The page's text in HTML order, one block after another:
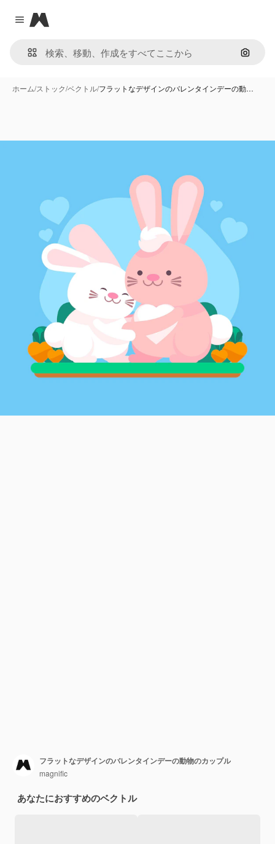
Close menu
Magnific
画像で
ホーム/ストック/ベクトル/フラットなデザインのバレンタインデーの動…
フラットなデザインのバレンタインデーの動物のカップル
magnific
あなたにおすすめのベクトル